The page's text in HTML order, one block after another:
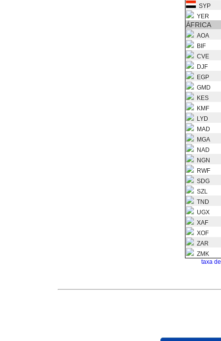
SYP
YER
ÁFRICA
AOA
BIF
CVE
DJF
EGP
GMD
KES
KMF
LYD
MAD
MGA
NAD
NGN
RWF
SDG
SZL
TND
UGX
XAF
XOF
ZAR
ZMK
taxa